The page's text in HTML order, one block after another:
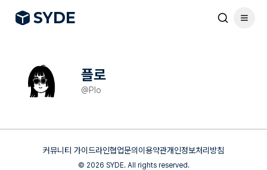
SYDE
플로
@Plo
커뮤니티 가이드라인협업문의 이용약관개인정보처리방침
© 2026 SYDE. All rights reserved.